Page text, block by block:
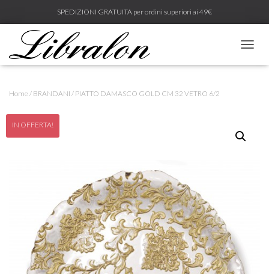
SPEDIZIONI GRATUITA per ordini superiori ai 49€
A
Home / BRANDANI / PIATTO DAMASCO GOLD CM 32 VETRO 6/2
IN OFFERTA!